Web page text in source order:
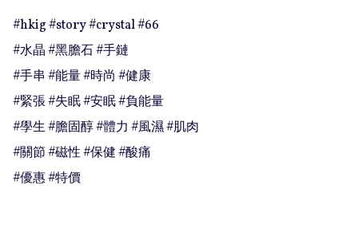
#hkig #story #crystal #66
#水晶 #黑膽石 #手鏈
#手串 #能量 #時尚 #健康
#緊張 #失眠 #安眠 #負能量
#學生 #膽固醇 #體力 #風濕 #肌肉
#關節 #磁性 #保健 #酸痛
#優惠 #特價